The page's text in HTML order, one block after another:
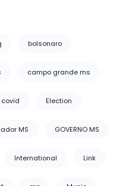
bolsonaro
campo grande ms
covid Election
MS GOVERNO MS
International Link